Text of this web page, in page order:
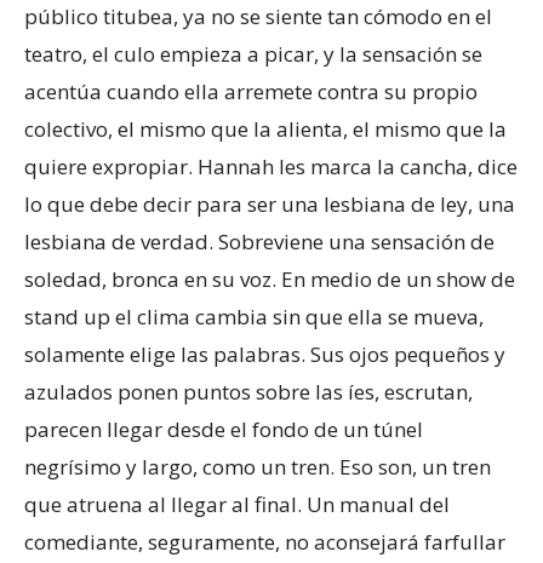
público titubea, ya no se siente tan cómodo en el
teatro, el culo empieza a picar, y la sensación se
acentúa cuando ella arremete contra su propio
colectivo, el mismo que la alienta, el mismo que la
quiere expropiar. Hannah les marca la cancha, dice
lo que debe decir para ser una lesbiana de ley, una
lesbiana de verdad. Sobreviene una sensación de
soledad, bronca en su voz. En medio de un show de
stand up el clima cambia sin que ella se mueva,
solamente elige las palabras. Sus ojos pequeños y
azulados ponen puntos sobre las íes, escrutan,
parecen llegar desde el fondo de un túnel
negrísimo y largo, como un tren. Eso son, un tren
que atruena al llegar al final. Un manual del
comediante, seguramente, no aconsejará farfullar